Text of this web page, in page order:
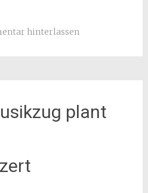
hinterlassen
plant